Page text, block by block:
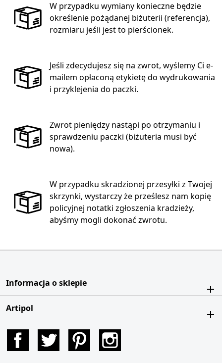
W przypadku wymiany konieczne będzie
określenie pożądanej biżuterii (referencja),
rozmiaru jeśli jest to pierścionek.
Jeśli zdecydujesz się na zwrot, wyślemy Ci e-
mailem opłaconą etykietę do wydrukowania
i przyklejenia do paczki.
Zwrot pieniędzy nastąpi po otrzymaniu i
sprawdzeniu paczki (biżuteria musi być
nowa).
W przypadku skradzionej przesyłki z Twojej
skrzynki, wystarczy że prześlesz nam kopię
policyjnej notatki zgłoszenia kradzieży,
abyśmy mogli dokonać zwrotu.
Informacja o sklepie
Artipol
Facebook Twitter Pinterest